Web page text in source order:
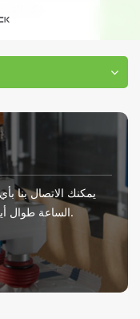
يمكن
يمكنك الاتصال بنا
الساعة طوال أيام الأسبوع عبر البريد الإلكتروني أو الهاتف.